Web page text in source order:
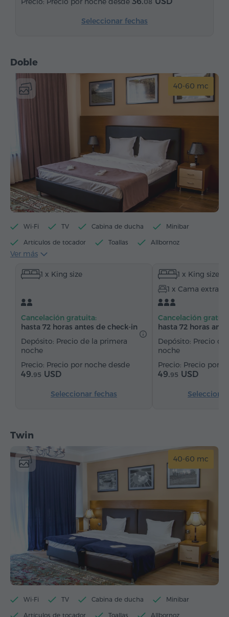
08
Seleccionar fechas
Doble
40-60 mc
Wi-Fi TV Cabina de ducha Minibar
Artículos de tocador Toallas Allbornoz
Pantuflas
Armario/Guardarropa Sillón
Servicio despertador Canales de satélite
Alfombrado Suelos de parquet
Agua embotellada
Ver más
1 x King size
Cancelación gratuita:
hasta 72 horas antes de check-in
Depósito: Precio de la primera
noche
Precio por noche desde
49.95 USD
Seleccionar fechas
1 x King size
1 x Cama extra
Cancelación
hasta 72 horas
Depósito: Precio
noche
Precio por
49.95 USD
Twin
40-60 mc
Wi-Fi TV Cabina de ducha Minibar
Artículos de tocador Toallas Allbornoz